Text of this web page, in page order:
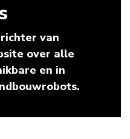
van
over alle
en in